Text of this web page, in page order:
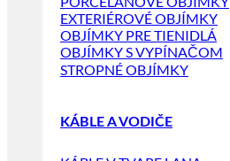
EXTERIÉROVÉ OBJÍMKY
OBJÍMKY PRE TIENIDLÁ
OBJÍMKY S VYPÍNAČOM
STROPNÉ OBJÍMKY
KÁBLE A VODIČE